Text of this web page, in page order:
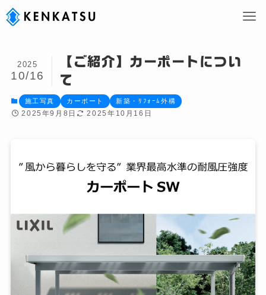
【ご紹介】カーポートについ
て
2025
10/16
施工写真 カーポート 新築・ﾘﾌｫｰﾑ外構
2025年9月8日 2025年10月16日